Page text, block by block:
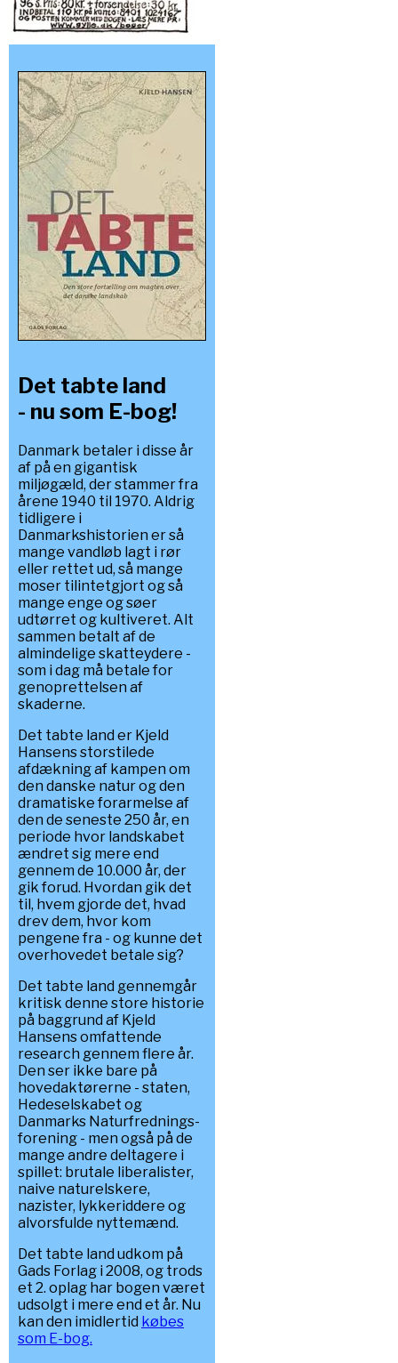
Det tabte land
- nu som E-bog!
Danmark betaler i disse år
af på en gigantisk
miljøgæld, der stammer fra
årene 1940 til 1970. Aldrig
tidligere i
Danmarkshistorien er så
mange vandløb lagt i rør
eller rettet ud, så mange
moser tilintetgjort og så
mange enge og søer
udtørret og kultiveret. Alt
sammen betalt af de
almindelige skatteydere -
som i dag må betale for
genoprettelsen af
skaderne.
Det tabte land er Kjeld
Hansens storstilede
afdækning af kampen om
den danske natur og den
dramatiske forarmelse af
den de seneste 250 år, en
periode hvor landskabet
ændret sig mere end
gennem de 10.000 år, der
gik forud. Hvordan gik det
til, hvem gjorde det, hvad
drev dem, hvor kom
pengene fra - og kunne det
overhovedet betale sig?
Det tabte land gennemgår
kritisk denne store historie
på baggrund af Kjeld
Hansens omfattende
research gennem flere år.
Den ser ikke bare på
hovedaktørerne - staten,
Hedeselskabet og
Danmarks Naturfrednings-
forening - men også på de
mange andre deltagere i
spillet: brutale liberalister,
naive naturelskere,
nazister, lykkeriddere og
alvorsfulde nyttemænd.
Det tabte land udkom på
Gads Forlag i 2008, og trods
et 2. oplag har bogen været
udsolgt i mere end et år. Nu
kan den imidlertid købes
som E-bog.